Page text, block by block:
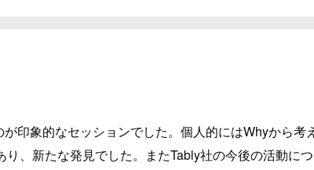
印象的なセッションでした。個人的にはWhyから
、新たな発見でした。またTably社の今後の活動に